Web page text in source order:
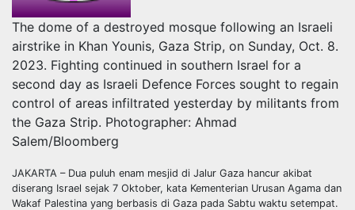
The dome of a destroyed mosque following an Israeli
airstrike in Khan Younis, Gaza Strip, on Sunday, Oct. 8.
2023. Fighting continued in southern Israel for a
second day as Israeli Defence Forces sought to regain
control of areas infiltrated yesterday by militants from
the Gaza Strip. Photographer: Ahmad
Salem/Bloomberg
JAKARTA – Dua puluh enam mesjid di Jalur Gaza hancur akibat
diserang Israel sejak 7 Oktober, kata Kementerian Urusan Agama dan
Wakaf Palestina yang berbasis di Gaza pada Sabtu waktu setempat.